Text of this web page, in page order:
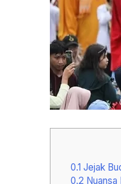
0.1 Jejak
0.2 Nuansa